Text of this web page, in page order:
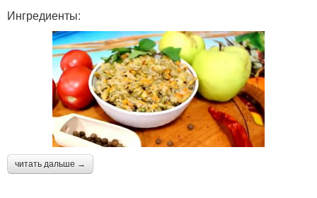
Ингредиенты:
читать дальше →